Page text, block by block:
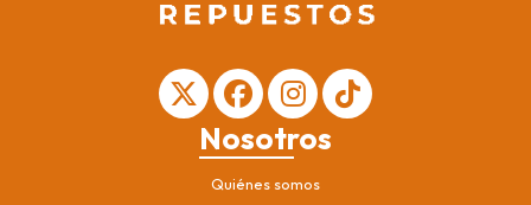
Nosotros
Quiénes somos